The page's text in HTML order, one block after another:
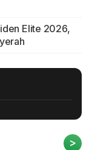
Elite 2026,
>